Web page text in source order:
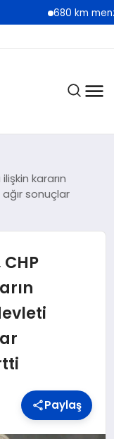
680 km menzilli
kararın
sonuçlar
Paylaş